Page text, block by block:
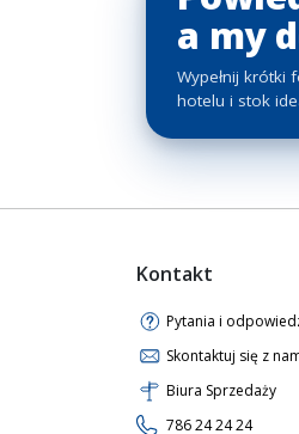
a my
Wypełnij krótki
hotelu i stok
Kontakt
Pytania i
Skontaktuj się z
Biura Sprzedaży
786 24 24 24